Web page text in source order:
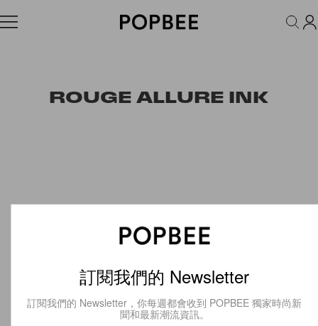
FASHION ACCESSORIES BEAUTY WELLNESS LIFESTYLE
ROUGE ALLURE INK
訂閱我們的 Newsletter
訂閱我們的 Newsletter，你每週都會收到 POPBEE 獨家時尚新
聞和最新潮流資訊。